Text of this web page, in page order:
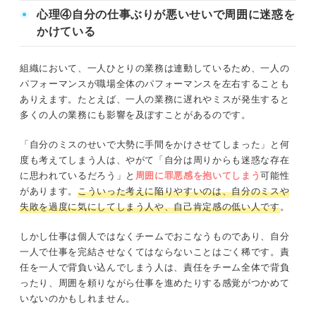
心理④自分の仕事ぶりが悪いせいで周囲に迷惑を
かけている
組織において、一人ひとりの業務は連動しているため、一人の
パフォーマンスが職場全体のパフォーマンスを左右することも
ありえます。たとえば、一人の業務に遅れやミスが発生すると
多くの人の業務にも影響を及ぼすことがあるのです。
「自分のミスのせいで大勢に手間をかけさせてしまった」と何
度も考えてしまう人は、やがて「自分は周りからも迷惑な存在
に思われているだろう」と 周囲に罪悪感を抱いてしまう可能性
があります。 こういった考えに陥りやすいのは、自分のミスや
失敗を過度に気にしてしまう人や、自己肯定感の低い人です。
しかし仕事は個人ではなくチームでおこなうものであり、自分
一人で仕事を完結させなくてはならないことはごく稀です。責
任を一人で背負い込んでしまう人は、責任をチーム全体で背負
ったり、周囲を頼りながら仕事を進めたりする感覚がつかめて
いないのかもしれません。